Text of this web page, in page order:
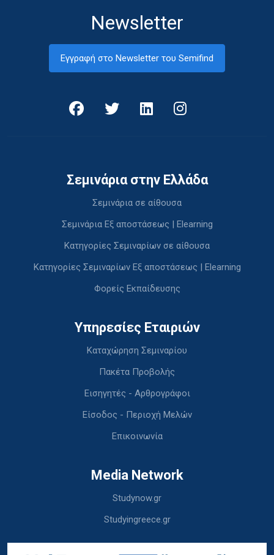
Newsletter
Εγγραφή στο Newsletter του Semifind
Σεμινάρια στην Ελλάδα
Σεμινάρια σε αίθουσα
Σεμινάρια Εξ αποστάσεως | Elearning
Κατηγορίες Σεμιναρίων σε αίθουσα
Κατηγορίες Σεμιναρίων Εξ αποστάσεως | Elearning
Φορείς Εκπαίδευσης
Υπηρεσίες Εταιριών
Καταχώρηση Σεμιναρίου
Πακέτα Προβολής
Εισηγητές - Αρθρογράφοι
Είσοδος - Περιοχή Μελών
Επικοινωνία
Media Network
Studynow.gr
Studyingreece.gr